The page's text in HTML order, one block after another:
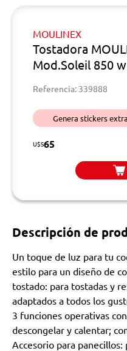
MOULINEX
Tostadora
Mod.Soleil 850
Referencia: 339888
Genera stickers extra
U$S65
Descripción de
Un toque de luz para tu
estilo para un diseño de
tostado: para tostadas y
adaptados a todos los
3 funciones operativas
descongelar y calentar;
Accesorio para